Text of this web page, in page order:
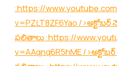
:https://
v=PZLT8ZF6Yao />అక్టోబర్
ఫలితాలు :https://
v=AAqnq6R5hME/